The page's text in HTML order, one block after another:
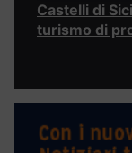
Castelli di
turismo di